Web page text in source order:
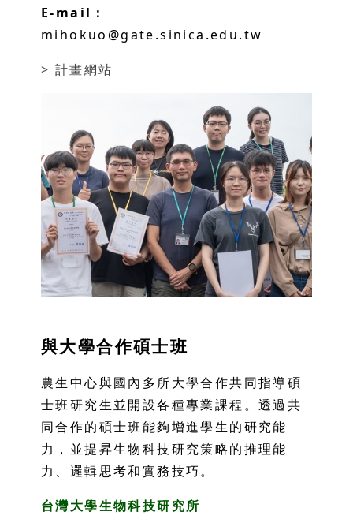
E-mail：
mihokuo@gate.sinica.edu.tw
> 計畫網站
與大學合作碩士班
農生中心與國內多所大學合作共同指導碩
士班研究生並開設各種專業課程。透過共
同合作的碩士班能夠增進學生的研究能
力，並提昇生物科技研究策略的推理能
力、邏輯思考和實務技巧。
台灣大學生物科技研究所